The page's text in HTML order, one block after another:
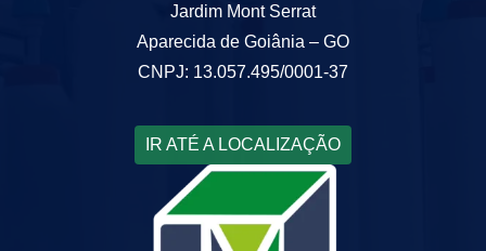
Jardim Mont Serrat
Aparecida de Goiânia – GO
CNPJ: 13.057.495/0001-37
IR ATÉ A LOCALIZAÇÃO